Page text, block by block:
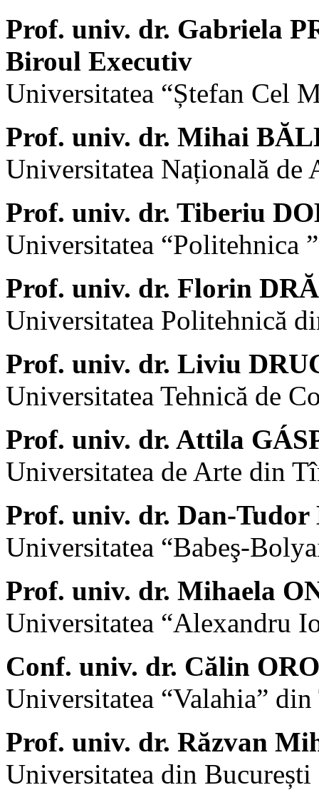
Prof. univ. dr. Gabriela
Biroul Executiv
Universitatea “Ștefan Cel
Prof. univ. dr. Mihai
Universitatea Națională de
Prof. univ. dr. Tiberiu
Universitatea “Politehnica
Prof. univ. dr. Florin
Universitatea Politehnică
Prof. univ. dr. Liviu
Universitatea Tehnică de
Prof. univ. dr. Attila
Universitatea de Arte din
Prof. univ. dr. Dan-
Universitatea “Babeş-
Prof. univ. dr. Mihaela
Universitatea “Alexandru
Conf. univ. dr. Călin
Universitatea “Valahia”
Prof. univ. dr. Răzvan
Universitatea din București